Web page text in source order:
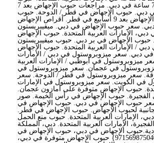
الإجهاض خلال 72 ساعة في دبي. مراجعات حبوب الإجهاض بعد 7
في دبي. حبوب الإجهاض في قطر / الدوحة. حبوب
+971569875040الإجهاض بعد 9 أسابيع في قطر. أقراص الإجهاض
سعر حبوب الإجهاض في دبي. ميفيبريستون
الإمارات العربية المتحدة. حبوب الإجهاض
الإجهاض في بر دبي. حبوب ميفيبريستون
/ الإمارات العربية المتحدة. حبوب الإجهاض
في دبي. سعر ميزوبروستول في دبي / الإمارات
ميزوبروستول في أبوظبي / الإمارات العربية
في عجمان. سعر ميزوبروستول في
سعر ميزوبروستول في قطر / الدوحة. سعر
في الكويت. سعر ميزوبروستول في الإمارات
حبوب الإجهاض متوفرة على أمازون عجمان.
حبوب الإجهاض في رأس الخيمة. صور
حبوب الإجهاض في دبي. حبوب الإجهاض في
لحبوب الإجهاض. حبوب الإجهاض في قطر.
الإمارات العربية المتحدة. حبوب منع الحمل
الإمارات العربية المتحدة. دبي، المملكة
الإجهاض في دبي، حبوب الإجهاض في
الشارقة، {+971569875040} حبوب الإجهاض متوفرة في دبي،